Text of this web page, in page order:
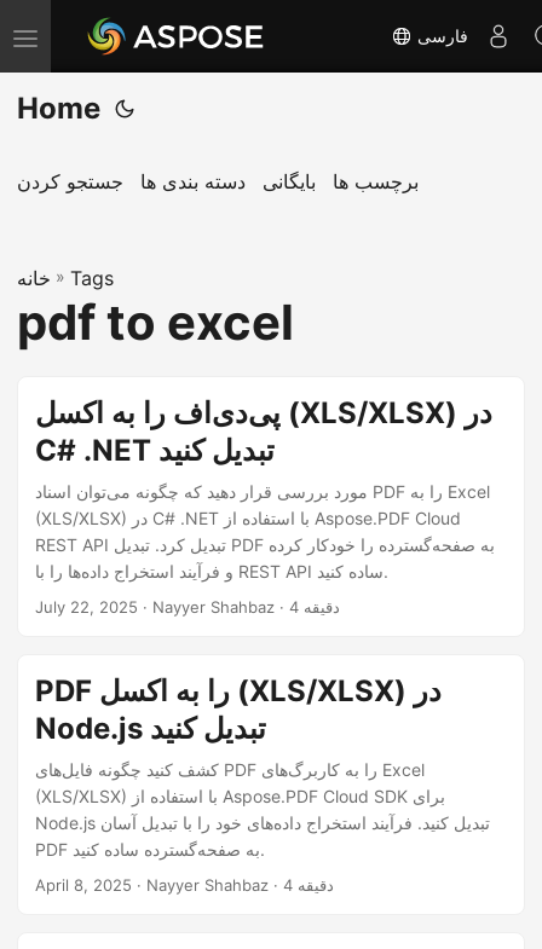
T
o
g
l
a
v
i
فارسی
Home
جستجو کردن دسته بندی ها بایگانی برچسب ها
خانه » Tags
pdf to excel
پی‌دی‌اف را به اکسل (XLS/XLSX) در
C# .NET تبدیل کنید
مورد بررسی قرار دهید که چگونه می‌توان اسناد PDF را به Excel
(XLS/XLSX) در C# .NET با استفاده از Aspose.PDF Cloud
REST API تبدیل کرد. تبدیل PDF به صفحه‌گسترده را خودکار کرده
و فرآیند استخراج داده‌ها را با REST API ساده کنید.
July 22, 2025 · Nayyer Shahbaz · 4 دقیقه
PDF را به اکسل (XLS/XLSX) در
Node.js تبدیل کنید
کشف کنید چگونه فایل‌های PDF را به کاربرگ‌های Excel
(XLS/XLSX) با استفاده از Aspose.PDF Cloud SDK برای
Node.js تبدیل کنید. فرآیند استخراج داده‌های خود را با تبدیل آسان
PDF به صفحه‌گسترده ساده کنید.
April 8, 2025 · Nayyer Shahbaz · 4 دقیقه